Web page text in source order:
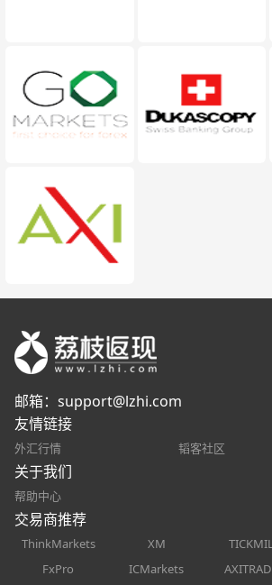
邮箱： support@lzhi.com
友情链接
外汇行情 韬客社区
关于我们
帮助中心
交易商推荐
ThinkMarkets XM
FxPro
ICMarkets